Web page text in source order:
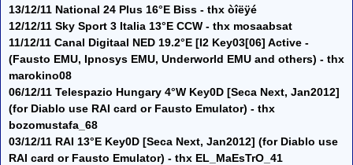
13/12/11 National 24 Plus 16°E Biss - thx òîëÿé
12/12/11 Sky Sport 3 Italia 13°E CCW - thx mosaabsat
11/12/11 Canal Digitaal NED 19.2°E [I2 Key03[06] Active -
(Fausto EMU, Ipnosys EMU, Underworld EMU and others) - thx
marokino08
06/12/11 Telespazio Hungary 4°W Key0D [Seca Next, Jan2012]
(for Diablo use RAI card or Fausto Emulator) - thx
bozomustafa_68
03/12/11 RAI 13°E Key0D [Seca Next, Jan2012] (for Diablo use
RAI card or Fausto Emulator) - thx EL_MaEsTrO_41